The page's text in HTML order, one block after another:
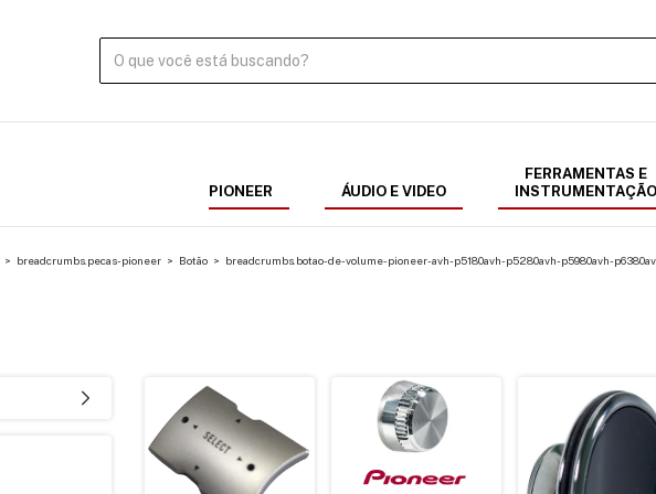
PIONEER
ÁUDIO E VIDEO
FERRAMENTAS E
INSTRUMENTAÇÃO
> breadcrumbs.pecas-pioneer > Botão > breadcrumbs.botao-de-volume-pioneer-avh-p5180avh-p5280avh-p5980avh-